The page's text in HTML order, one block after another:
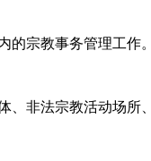
的宗教事务管理工作。
非法宗教活动场